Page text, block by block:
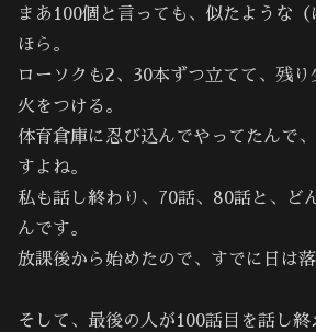
まあ100個と言っても、似たような（
ほら。
ローソクも2、30本ずつ立てて、残
火をつける。
体育倉庫に忍び込んでやってたんで
すよね。
私も話し終わり、70話、80話と、ど
んです。
放課後から始めたので、すでに日は落
そして、最後の人が100話目を話し